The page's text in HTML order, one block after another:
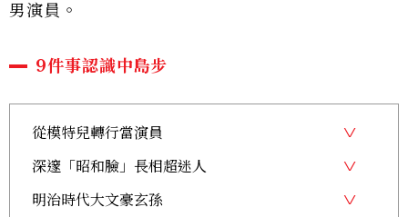
男演員。
9件事認識中島步
從模特兒轉行當演員
深邃「昭和臉」長相超迷人
明治時代大文豪玄孫